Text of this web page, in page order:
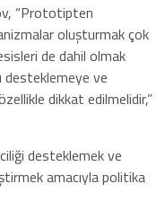
“Prototipten
oluşturmak çok
de dahil olmak
desteklemeye ve
dikkat edilmelidir,”
desteklemek ve
amacıyla politika